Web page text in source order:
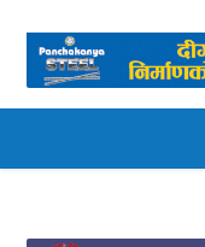
हाम्रो
पालिका
१